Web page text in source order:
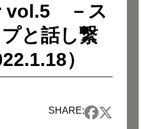
vol.5 －ス
と話し繋
）
SHARE: